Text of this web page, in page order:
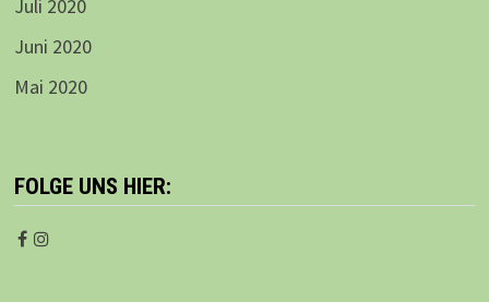
Juli 2020
Juni 2020
Mai 2020
FOLGE UNS HIER: